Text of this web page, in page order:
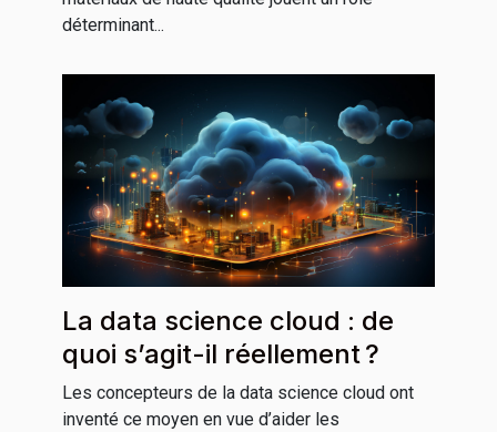
déterminant...
La data science cloud : de
quoi s’agit-il réellement ?
Les concepteurs de la data science cloud ont
inventé ce moyen en vue d’aider les